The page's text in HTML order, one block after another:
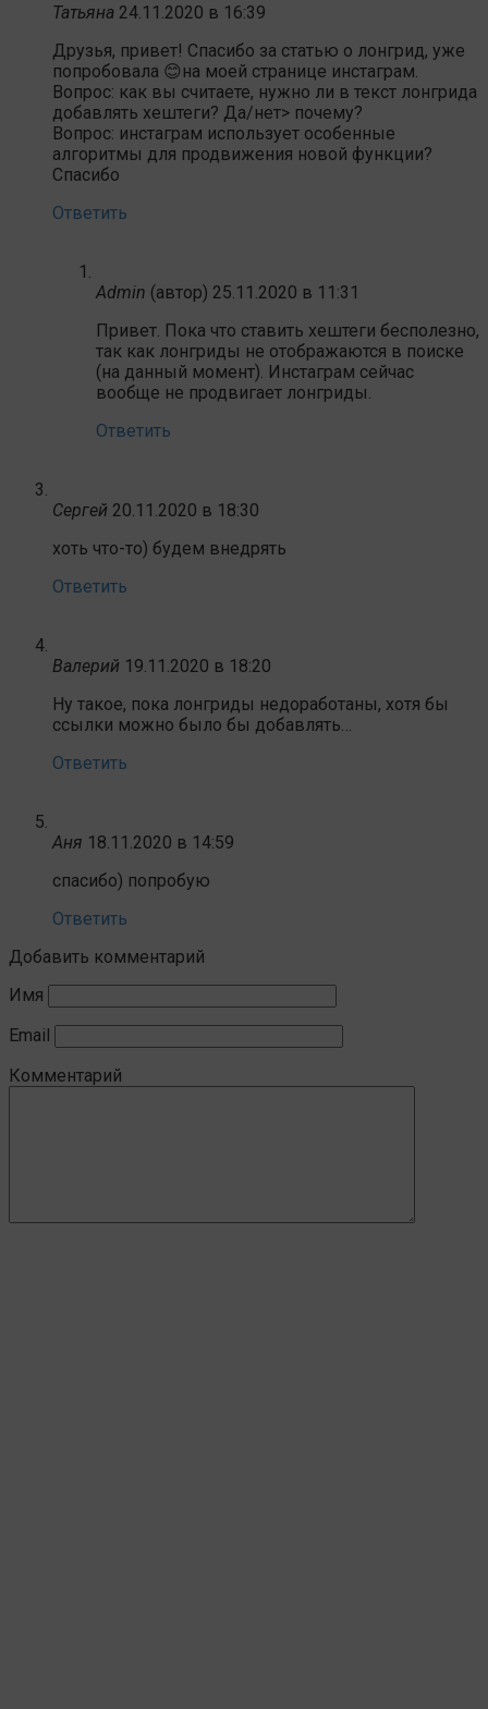
Татьяна 24.11.2020 в 16:39
Друзья, привет! Спасибо за статью о лонгрид, уже
попробовала 😊на моей странице инстаграм.
Вопрос: как вы считаете, нужно ли в текст лонгрида
добавлять хештеги? Да/нет> почему?
Вопрос: инстаграм использует особенные
алгоритмы для продвижения новой функции?
Спасибо
Ответить
Admin (автор) 25.11.2020 в 11:31
Привет. Пока что ставить хештеги бесполезно,
так как лонгриды не отображаются в поиске
(на данный момент). Инстаграм сейчас
вообще не продвигает лонгриды.
Ответить
Сергей 20.11.2020 в 18:30
хоть что-то) будем внедрять
Ответить
Валерий 19.11.2020 в 18:20
Ну такое, пока лонгриды недоработаны, хотя бы
ссылки можно было бы добавлять…
Ответить
Аня 18.11.2020 в 14:59
спасибо) попробую
Ответить
Добавить комментарий
Имя
Email
Комментарий